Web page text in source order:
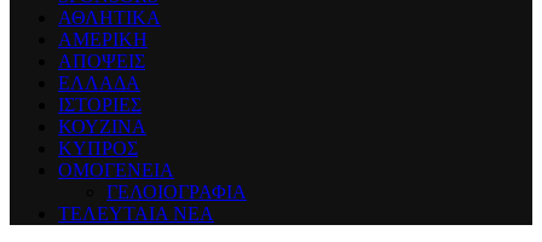
ΑΘΛΗΤΙΚΑ
ΑΜΕΡΙΚΗ
ΑΠΟΨΕΙΣ
ΕΛΛΑΔΑ
ΙΣΤΟΡΙΕΣ
ΚΟΥΖΙΝΑ
ΚΥΠΡΟΣ
ΟΜΟΓΕΝΕΙΑ
ΓΕΛΟΙΟΓΡΑΦΙΑ
ΤΕΛΕΥΤΑΙΑ ΝΕΑ